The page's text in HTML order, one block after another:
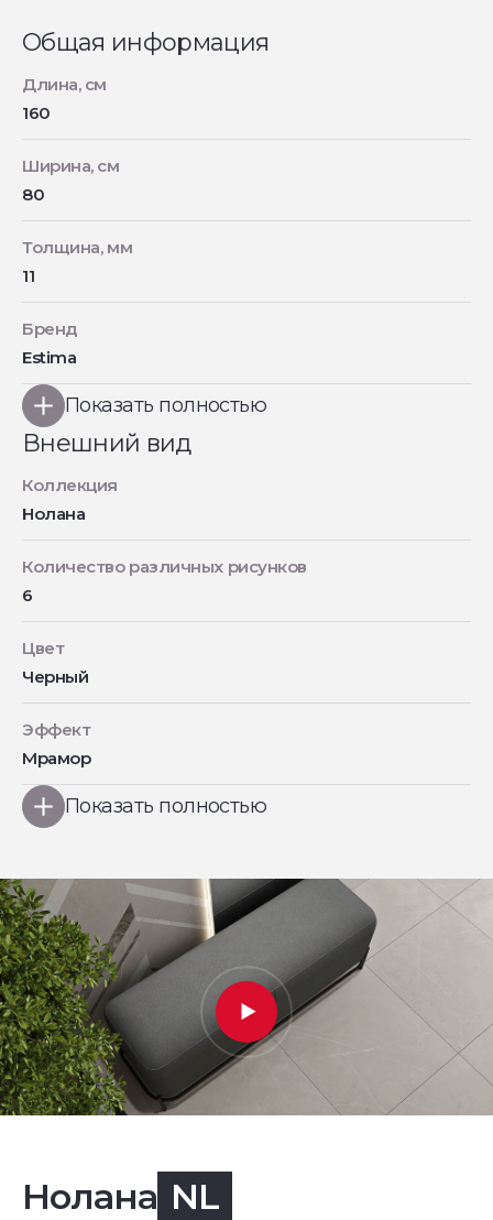
Общая информация
Длина, см
160
Ширина, см
80
Толщина, мм
11
Бренд
Estima
Показать полностью
Внешний вид
Коллекция
Нолана
Количество различных рисунков
6
Цвет
Черный
Эффект
Мрамор
Показать полностью
Нолана NL